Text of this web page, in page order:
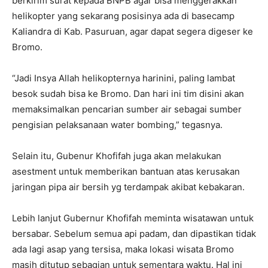
helikopter yang sekarang posisinya ada di basecamp
Kaliandra di Kab. Pasuruan, agar dapat segera digeser ke
Bromo.
“Jadi Insya Allah helikopternya harinini, paling lambat
besok sudah bisa ke Bromo. Dan hari ini tim disini akan
memaksimalkan pencarian sumber air sebagai sumber
pengisian pelaksanaan water bombing,” tegasnya.
Selain itu, Gubenur Khofifah juga akan melakukan
asestment untuk memberikan bantuan atas kerusakan
jaringan pipa air bersih yg terdampak akibat kebakaran.
Lebih lanjut Gubernur Khofifah meminta wisatawan untuk
bersabar. Sebelum semua api padam, dan dipastikan tidak
ada lagi asap yang tersisa, maka lokasi wisata Bromo
masih ditutup sebagian untuk sementara waktu. Hal ini